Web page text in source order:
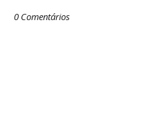
0 Comentários